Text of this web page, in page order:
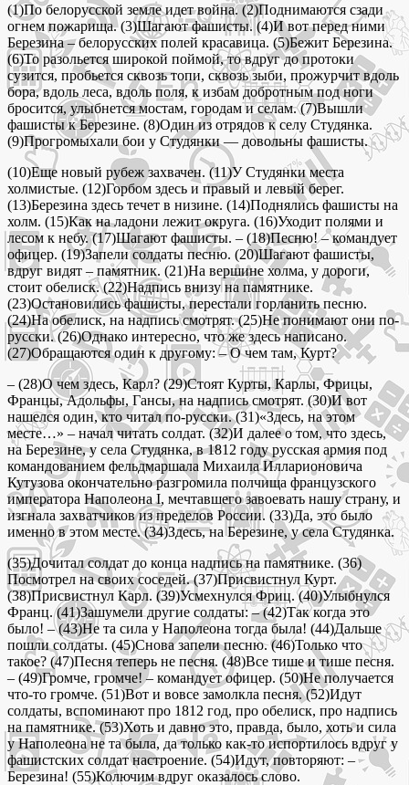
(1)По белорусской земле идет война. (2)Поднимаются сзади
огнем пожарища. (3)Шагают фашисты. (4)И вот перед ними
Березина – белорусских полей красавица. (5)Бежит Березина.
(6)То разольется широкой поймой, то вдруг до протоки
сузится, пробьется сквозь топи, сквозь зыби, прожурчит вдоль
бора, вдоль леса, вдоль поля, к избам добротным под ноги
бросится, улыбнется мостам, городам и селам. (7)Вышли
фашисты к Березине. (8)Один из отрядов к селу Студянка.
(9)Прогромыхали бои у Студянки — довольны фашисты.
(10)Еще новый рубеж захвачен. (11)У Студянки места
холмистые. (12)Горбом здесь и правый и левый берег.
(13)Березина здесь течет в низине. (14)Поднялись фашисты на
холм. (15)Как на ладони лежит округа. (16)Уходит полями и
лесом к небу. (17)Шагают фашисты. – (18)Песню! – командует
офицер. (19)Запели солдаты песню. (20)Шагают фашисты,
вдруг видят – памятник. (21)На вершине холма, у дороги,
стоит обелиск. (22)Надпись внизу на памятнике.
(23)Остановились фашисты, перестали горланить песню.
(24)На обелиск, на надпись смотрят. (25)Не понимают они по-
русски. (26)Однако интересно, что же здесь написано.
(27)Обращаются один к другому: – О чем там, Курт?
– (28)О чем здесь, Карл? (29)Стоят Курты, Карлы, Фрицы,
Францы, Адольфы, Гансы, на надпись смотрят. (30)И вот
нашелся один, кто читал по-русски. (31)«Здесь, на этом
месте…» – начал читать солдат. (32)И далее о том, что здесь,
на Березине, у села Студянка, в 1812 году русская армия под
командованием фельдмаршала Михаила Илларионовича
Кутузова окончательно разгромила полчища французского
императора Наполеона I, мечтавшего завоевать нашу страну, и
изгнала захватчиков из пределов России. (33)Да, это было
именно в этом месте. (34)Здесь, на Березине, у села Студянка.
(35)Дочитал солдат до конца надпись на памятнике. (36)
Посмотрел на своих соседей. (37)Присвистнул Курт.
(38)Присвистнул Карл. (39)Усмехнулся Фриц. (40)Улыбнулся
Франц. (41)Зашумели другие солдаты: – (42)Так когда это
было! – (43)Не та сила у Наполеона тогда была! (44)Дальше
пошли солдаты. (45)Снова запели песню. (46)Только что
такое? (47)Песня теперь не песня. (48)Все тише и тише песня.
– (49)Громче, громче! – командует офицер. (50)Не получается
что-то громче. (51)Вот и вовсе замолкла песня. (52)Идут
солдаты, вспоминают про 1812 год, про обелиск, про надпись
на памятнике. (53)Хоть и давно это, правда, было, хоть и сила
у Наполеона не та была, да только как-то испортилось вдруг у
фашистских солдат настроение. (54)Идут, повторяют: –
Березина! (55)Колючим вдруг оказалось слово.